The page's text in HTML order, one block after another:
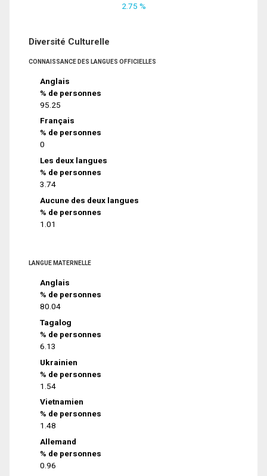
2.75 %
Diversité Culturelle
CONNAISSANCE DES LANGUES OFFICIELLES
Anglais
% de personnes
95.25
Français
% de personnes
0
Les deux langues
% de personnes
3.74
Aucune des deux langues
% de personnes
1.01
LANGUE MATERNELLE
Anglais
% de personnes
80.04
Tagalog
% de personnes
6.13
Ukrainien
% de personnes
1.54
Vietnamien
% de personnes
1.48
Allemand
% de personnes
0.96